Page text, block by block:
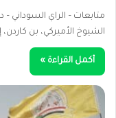
متابعات – الراي السوداني
الشيوخ الأميركي، بن كاردن،
أكمل القراءة »